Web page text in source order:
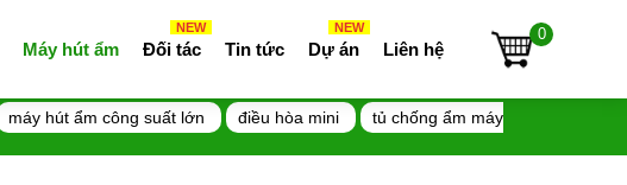
Máy hút ẩm Đối tác
NEW
Tin tức Dự án
NEW
Liên hệ
0
máy hút ẩm công suất lớn điều hòa mini
tủ chống ẩm máy